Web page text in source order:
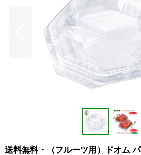
送料無料・（フルーツ用）ドオム